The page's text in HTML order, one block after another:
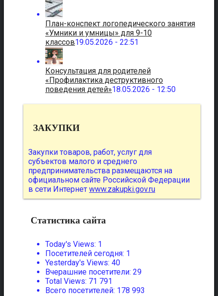
План-конспект логопедического занятия
«Умники и умницы» для 9-10
классов19.05.2026 - 22:51
Консультация для родителей
«Профилактика деструктивного
поведения детей»18.05.2026 - 12:50
ЗАКУПКИ
Закупки товаров, работ, услуг для
субъектов малого и среднего
предпринимательства размещаются на
официальном сайте Российской Федерации
в сети Интернет www.zakupki.gov.ru
Статистика сайта
Today's Views: 1
Посетителей сегодня: 1
Yesterday's Views: 40
Вчерашние посетители: 29
Total Views: 71 791
Всего посетителей: 178 993